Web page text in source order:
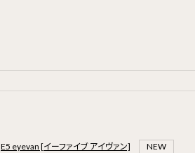
E5 eyevan [イーファイブ アイヴァン] NEW